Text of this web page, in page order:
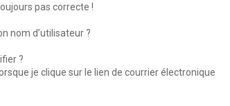
pas correcte !
nom d’utilisateur ?
?
je clique sur le lien de courrier électronique